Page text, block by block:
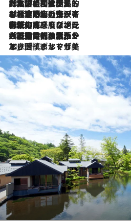
2026.7.27
「私の祖国はポルトガル語です」国民的詩人フェルナンド・ペソアと、彼が愛した文学の街を歩く
2026.7.26
ポルトガル近海が育む極上の海の幸。キリリと冷えた白ワインと愉しむ、シーフード専門店の贅沢
2026.7.22
伝統の味をモダンに昇華。高感度な地元客が集う、リスボンの最旬ガストロノミー
2026.7.21
大航海時代の栄華から、震災、独裁、そして革命へ。ポルトガル・首都リスボンの石畳に刻まれた「歴史の光と影」
2026.7.13
エッセイ・ヤマザキマリ「慎ましくも美しき国 ポルトガル」